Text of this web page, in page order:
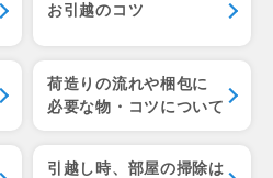
お引越のコツ
荷造りの流れや梱包に
必要な物・コツについて
引越し時、部屋の掃除は